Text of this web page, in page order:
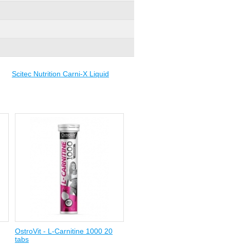
Scitec Nutrition Carni-X Liquid
OstroVit - L-Carnitine 1000 20
tabs